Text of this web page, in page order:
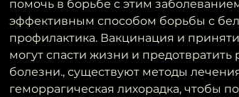
помочь в борьбе с этим
эффективным способом борьбы с
профилактика. Вакцинация и
могут спасти жизни и предотвратить
болезни., существуют методы
геморрагическая лихорадка, чтобы